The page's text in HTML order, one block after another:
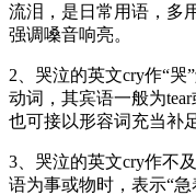
流泪，是日常用语，多
强调嗓音响亮。
2、哭泣的英文cry作“
动词，其宾语一般为
也可接以形容词充当补
3、哭泣的英文cry作不
语为事或物时，表示“